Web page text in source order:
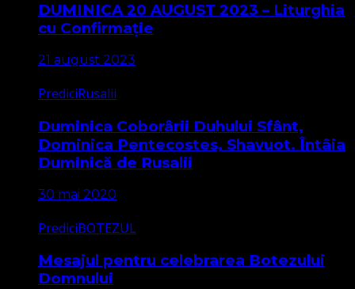
DUMINICA 20 AUGUST 2023 – Liturghia
cu Confirmație
21 august 2023
PrediciRusalii
Duminica Coborârii Duhului Sfânt,
Dominica Pentecostes, Shavuot. Întâia
Duminică de Rusalii
30 mai 2020
PrediciBOTEZUL
Mesajul pentru celebrarea Botezului
Domnului